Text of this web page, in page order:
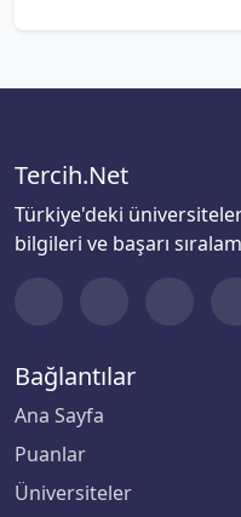
Tercih.Net
Türkiye'deki
bilgileri ve başarı
Bağlantılar
Ana Sayfa
Puanlar
Üniversiteler